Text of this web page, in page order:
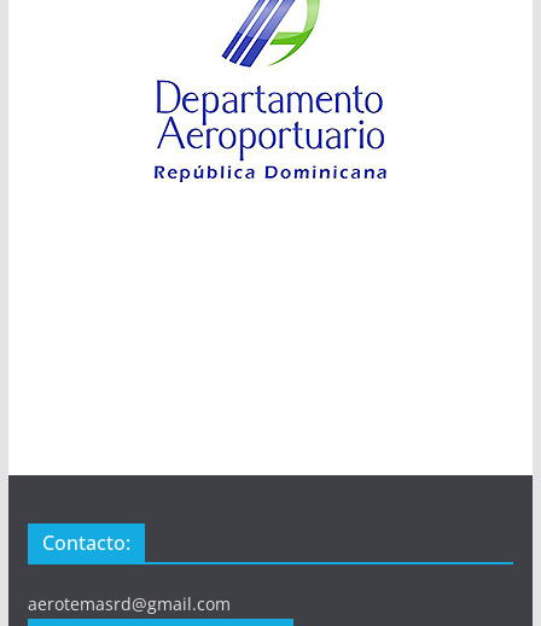
Contacto:
aerotemasrd@gmail.com